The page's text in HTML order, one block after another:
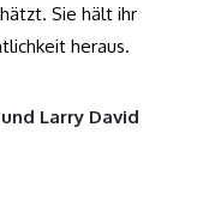
Sie hält ihr
heraus.
Larry David